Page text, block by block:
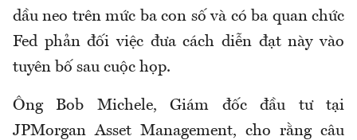
dầu neo trên mức ba con số và có ba quan chức
Fed phản đối việc đưa cách diễn đạt này vào
tuyên bố sau cuộc họp.
Ông Bob Michele, Giám đốc đầu tư tại
JPMorgan Asset Management, cho rằng câu